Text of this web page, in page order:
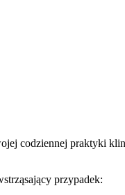
codziennej praktyki
przypadek: